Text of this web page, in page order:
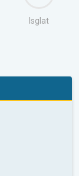
Isglat